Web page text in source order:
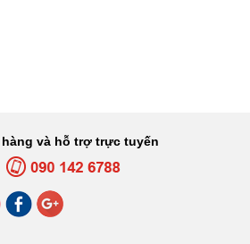
và hỗ trợ trực tuyến